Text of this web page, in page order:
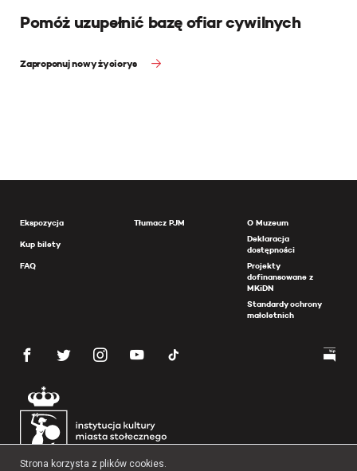
Pomóż uzupełnić bazę ofiar cywilnych
Zaproponuj nowy życiorys
Ekspozycja
Kup bilety
FAQ
Tłumacz PJM
O Muzeum
Deklaracja
dostępności
Projekty
dofinansowane z
MKiDN
Standardy ochrony
małoletnich
Strona korzysta z plików cookies.